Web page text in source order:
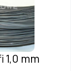
1,0 mm